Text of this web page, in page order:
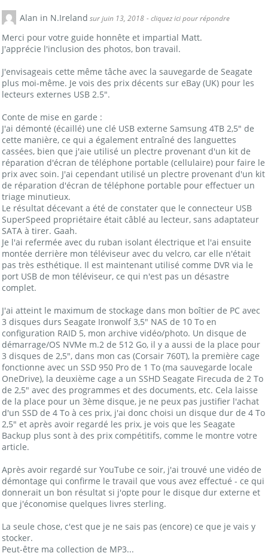
Alan in N.Ireland sur juin 13, 2018 - cliquez ici pour répondre
Merci pour votre guide honnête et impartial Matt.
J'apprécie l'inclusion des photos, bon travail.
J'envisageais cette même tâche avec la sauvegarde de Seagate
plus moi-même. Je vois des prix décents sur eBay (UK) pour les
lecteurs externes USB 2.5".
Conte de mise en garde :
J'ai démonté (écaillé) une clé USB externe Samsung 4TB 2,5" de
cette manière, ce qui a également entraîné des languettes
cassées, bien que j'aie utilisé un plectre provenant d'un kit de
réparation d'écran de téléphone portable (cellulaire) pour faire le
prix avec soin. J'ai cependant utilisé un plectre provenant d'un kit
de réparation d'écran de téléphone portable pour effectuer un
triage minutieux.
Le résultat décevant a été de constater que le connecteur USB
SuperSpeed propriétaire était câblé au lecteur, sans adaptateur
SATA à tirer. Gaah.
Je l'ai refermée avec du ruban isolant électrique et l'ai ensuite
montée derrière mon téléviseur avec du velcro, car elle n'était
pas très esthétique. Il est maintenant utilisé comme DVR via le
port USB de mon téléviseur, ce qui n'est pas un désastre
complet.
J'ai atteint le maximum de stockage dans mon boîtier de PC avec
3 disques durs Seagate Ironwolf 3,5" NAS de 10 To en
configuration RAID 5, mon archive vidéo/photo. Un disque de
démarrage/OS NVMe m.2 de 512 Go, il y a aussi de la place pour
3 disques de 2,5", dans mon cas (Corsair 760T), la première cage
fonctionne avec un SSD 950 Pro de 1 To (ma sauvegarde locale
OneDrive), la deuxième cage a un SSHD Seagate Firecuda de 2 To
de 2,5" avec des programmes et des documents, etc. Cela laisse
de la place pour un 3ème disque, je ne peux pas justifier l'achat
d'un SSD de 4 To à ces prix, j'ai donc choisi un disque dur de 4 To
2,5" et après avoir regardé les prix, je vois que les Seagate
Backup plus sont à des prix compétitifs, comme le montre votre
article.
Après avoir regardé sur YouTube ce soir, j'ai trouvé une vidéo de
démontage qui confirme le travail que vous avez effectué - ce qui
donnerait un bon résultat si j'opte pour le disque dur externe et
que j'économise quelques livres sterling.
La seule chose, c'est que je ne sais pas (encore) ce que je vais y
stocker.
Peut-être ma collection de MP3...